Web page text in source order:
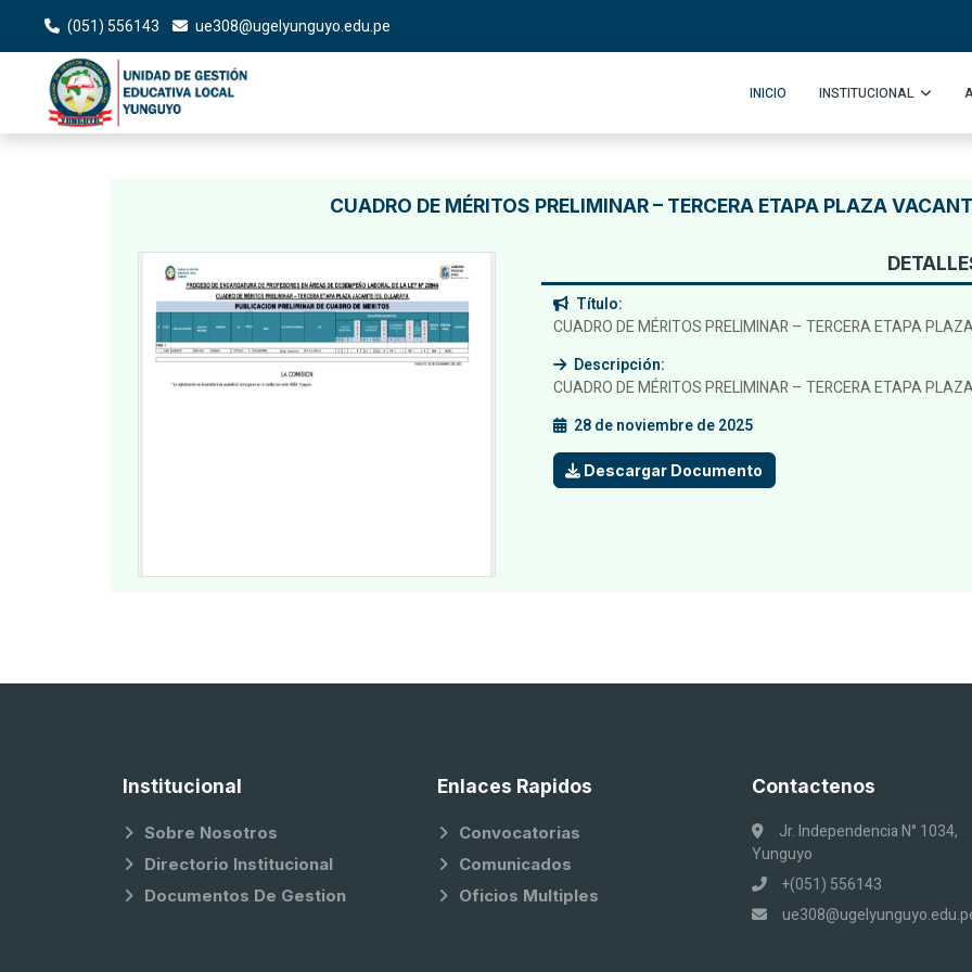
(051) 556143 ue308@ugelyunguyo.edu.pe
INICIO INSTITUCIONAL
CUADRO DE MÉRITOS PRELIMINAR – TERCERA ETAPA PLAZA
Título:
CUADRO DE MÉRITOS PRELIMINAR – TERCERA ETAPA
Descripción:
CUADRO DE MÉRITOS PRELIMINAR – TERCERA ETAPA
28 de noviembre de 2025
Descargar Documento
Institucional
Sobre Nosotros
Directorio Institucional
Documentos De Gestion
Enlaces Rapidos
Convocatorias
Comunicados
Oficios Multiples
Contactenos
Jr. Independencia N° 1034,
Yunguyo
+(051) 556143